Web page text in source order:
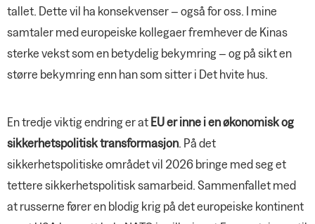
tallet. Dette vil ha konsekvenser – også for oss. I mine
samtaler med europeiske kollegaer fremhever de Kinas
sterke vekst som en betydelig bekymring – og på sikt en
større bekymring enn han som sitter i Det hvite hus.
En tredje viktig endring er atEU er inne i en økonomisk og
sikkerhetspolitisk transformasjon. På det
sikkerhetspolitiske området vil 2026 bringe med seg et
tettere sikkerhetspolitisk samarbeid. Sammenfallet med
at russerne fører en blodig krig på det europeiske kontinent